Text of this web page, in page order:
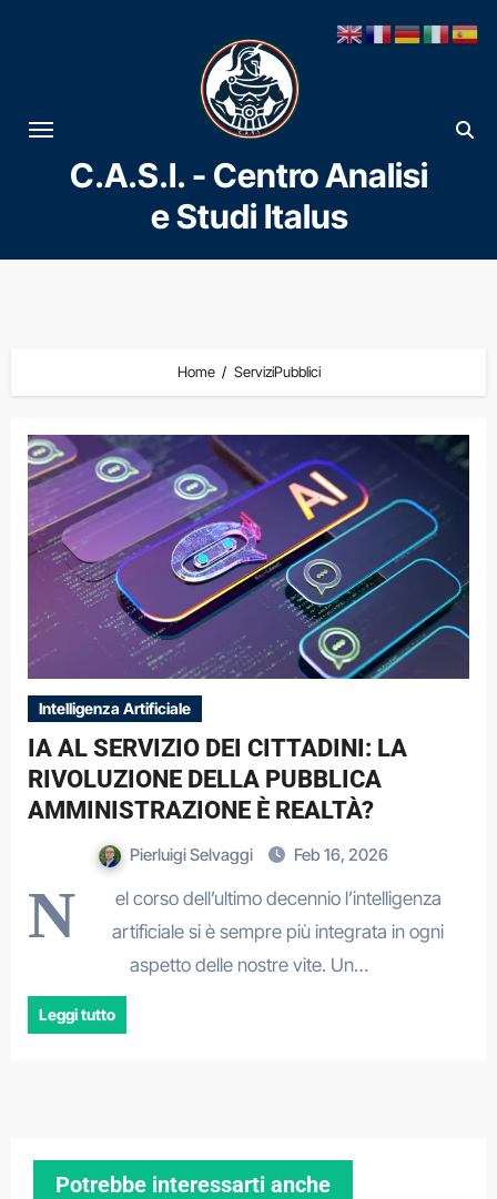
al
contenuto
C.A.S.I. - Centro Analisi
e Studi Italus
Home ServiziPubblici
Intelligenza Artificiale
IA AL SERVIZIO DEI CITTADINI: LA
RIVOLUZIONE DELLA PUBBLICA
AMMINISTRAZIONE È REALTÀ?
Pierluigi Selvaggi Feb 16, 2026
N
el corso dell’ultimo decennio l’intelligenza
artificiale si è sempre più integrata in ogni
aspetto delle nostre vite. Un…
Leggi tutto
Potrebbe interessarti anche